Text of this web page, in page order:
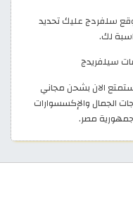
سلفردج عليك تحديد
لك.
سيلفريدج
الان بشحن مجاني
الجمال والإكسسوارات
مصر.